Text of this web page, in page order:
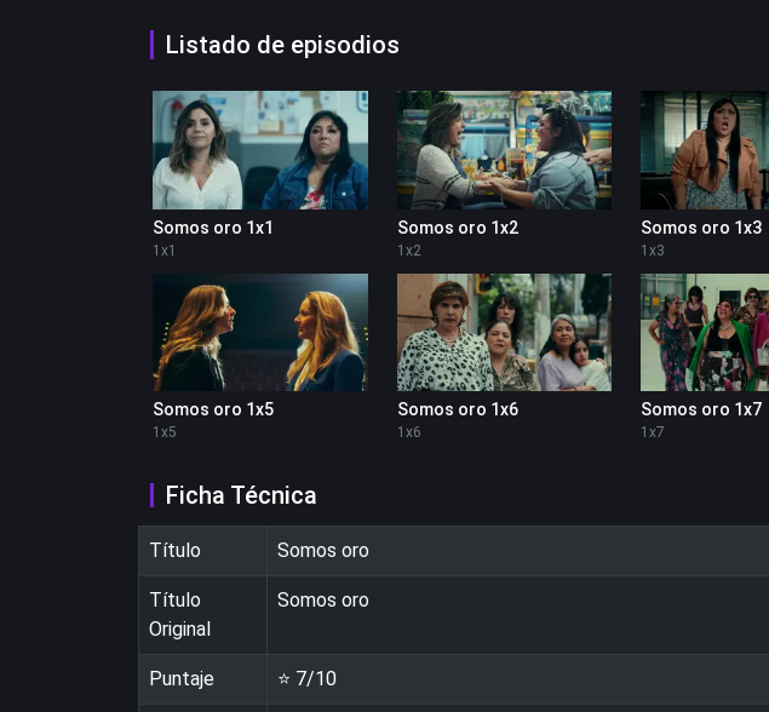
Listado de episodios
Somos oro 1x1
1 x1
Somos oro 1x2
1 x2
Somos oro 1x3
1 x3
Somos oro 1x5
1 x5
Somos oro 1x6
1 x6
Somos oro 1x7
1 x7
Ficha Técnica
Título Somos oro
Título
Original
Somos oro
Puntaje ⭐ 7/10